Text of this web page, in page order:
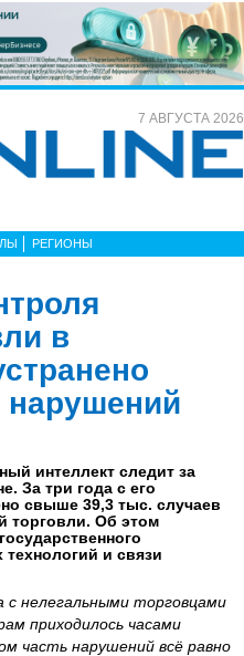
7 АВГУСТА 2026
РЕГИОНЫ
в
нарушений
интеллект следит за
За три года с его
свыше 39,3 тыс. случаев
торговли. Об этом
и связи
с нелегальными торговцами
приходилось часами
часть нарушений всё равно